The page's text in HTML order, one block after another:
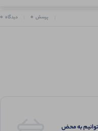
پرسش 0 دیدگاه 0
به محض